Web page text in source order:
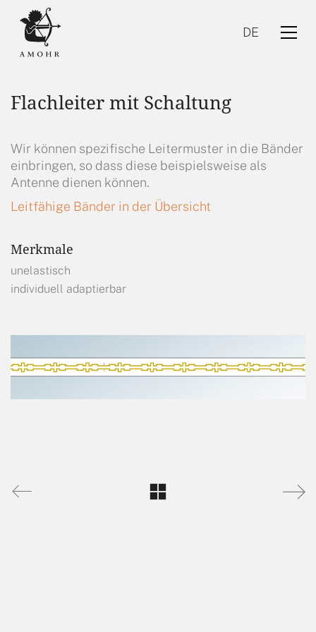
DE
Flachleiter mit Schaltung
Wir können spezifische Leitermuster in die Bänder
einbringen, so dass diese beispielsweise als
Antenne dienen können.
Leitfähige Bänder in der Übersicht
Merkmale
unelastisch
individuell adaptierbar